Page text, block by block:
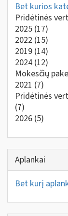
Bet kurios
Pridėtinės
2025 (17)
2022 (15)
2019 (14)
2024 (12)
Mokesčių
2021 (7)
Pridėtinės
(7)
2026 (5)
Aplankai
Bet kurį